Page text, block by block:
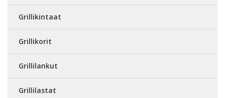
Grillikintaat
Grillikorit
Grillilankut
Grillilastat